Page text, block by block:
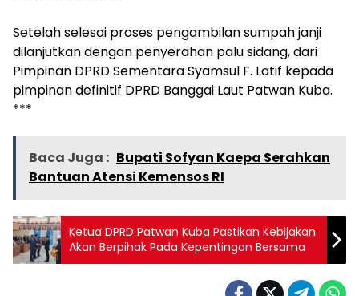
Setelah selesai proses pengambilan sumpah janji
dilanjutkan dengan penyerahan palu sidang, dari
Pimpinan DPRD Sementara Syamsul F. Latif kepada
pimpinan definitif DPRD Banggai Laut Patwan Kuba.
***
Baca Juga : Bupati Sofyan Kaepa Serahkan
Bantuan Atensi Kemensos RI
Ketua DPRD Patwan Kuba Pastikan Kebijakan
Akan Berpihak Pada Kepentingan Bersama